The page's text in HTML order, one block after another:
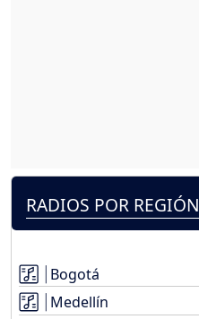
RADIOS POR REGIÓN
Bogotá
Medellín